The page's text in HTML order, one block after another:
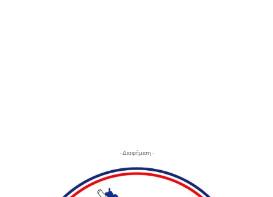
- Διαφήμιση -